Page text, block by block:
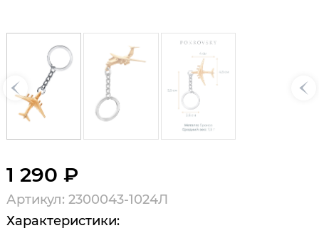
1 290 ₽
Артикул: 2300043-1024Л
Характеристики: